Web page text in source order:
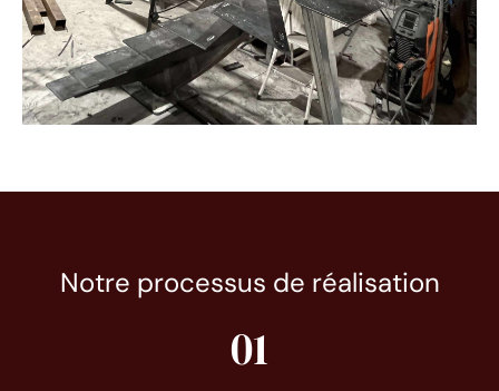
Notre processus de réalisation
01